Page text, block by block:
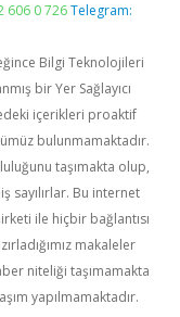
606 0 726 Telegram:
Bilgi Teknolojileri
bir Yer Sağlayıcı
içerikleri proaktif
bulunmamaktadır.
taşımakta olup,
sayılırlar. Bu internet
ile hiçbir bağlantısı
makaleler
niteliği taşımamakta
yapılmamaktadır.